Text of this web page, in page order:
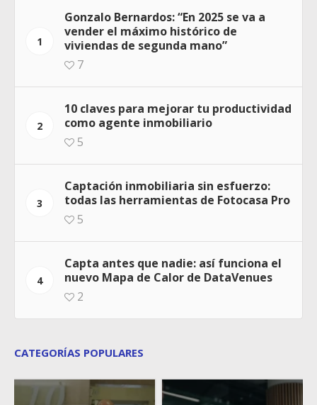
1
Gonzalo Bernardos: “En 2025 se va a
vender el máximo histórico de
viviendas de segunda mano”
7
2
10 claves para mejorar tu productividad
como agente inmobiliario
5
3
Captación inmobiliaria sin esfuerzo:
todas las herramientas de Fotocasa Pro
5
4
Capta antes que nadie: así funciona el
nuevo Mapa de Calor de DataVenues
2
CATEGORÍAS POPULARES